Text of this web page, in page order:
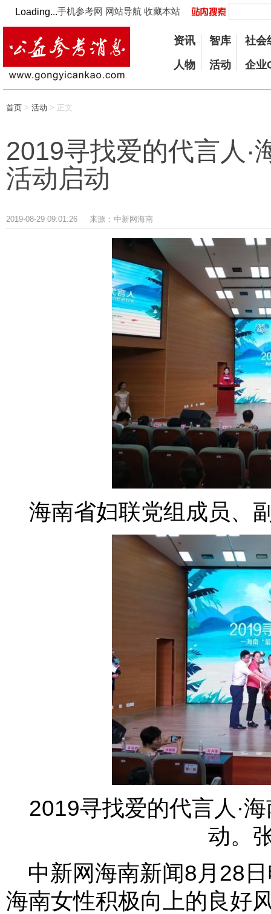
Loading...手机参考网 网站导航 收藏本站
资讯
人物
智库
活动
社会
企业
首页 > 活动 > 正文
2019寻找爱的代言人·
活动启动
2019-08-29 09:01:26 来源： 中新网海南
海南省妇联党组成员、
2019寻找爱的代言人·
动。
中新网海南新闻8月28
海南女性积极向上的良好